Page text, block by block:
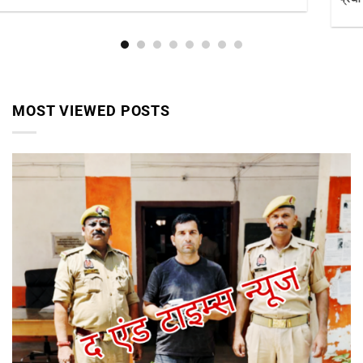
MOST VIEWED POSTS